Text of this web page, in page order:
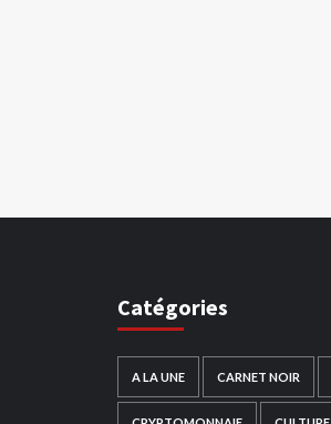
Catégories
A LA UNE CARNET NOIR